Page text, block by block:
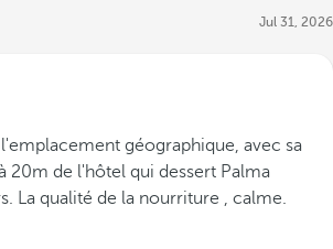
Jul 31, 2026
géographique, avec sa
20m de l'hôtel qui dessert Palma
La qualité de la nourriture , calme.